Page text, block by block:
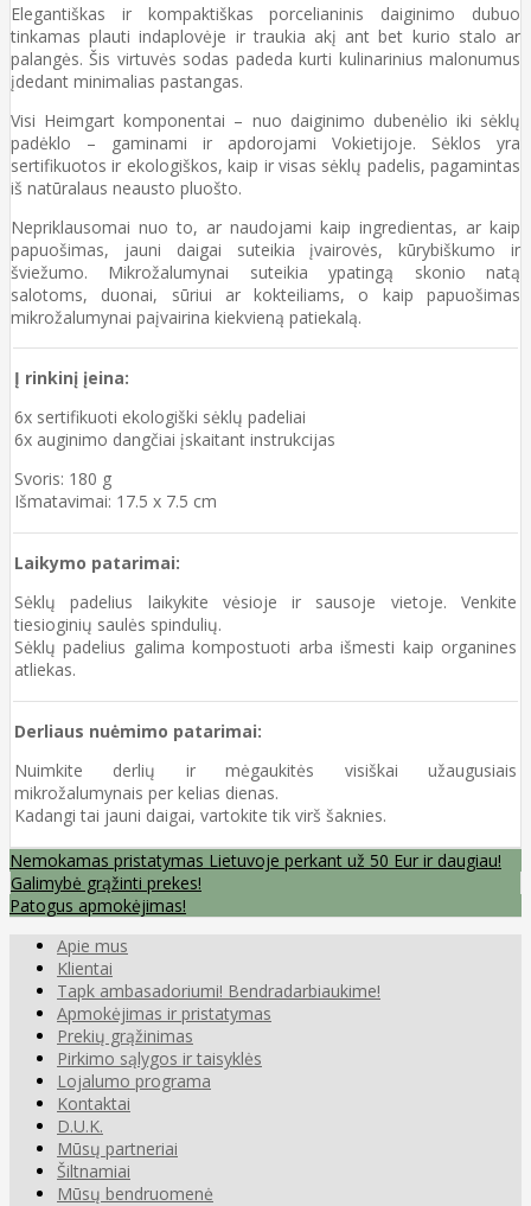
Elegantiškas ir kompaktiškas porcelianinis daiginimo dubuo
tinkamas plauti indaplovėje ir traukia akį ant bet kurio stalo ar
palangės. Šis virtuvės sodas padeda kurti kulinarinius malonumus
įdedant minimalias pastangas.
Visi Heimgart komponentai – nuo daiginimo dubenėlio iki sėklų
padėklo – gaminami ir apdorojami Vokietijoje. Sėklos yra
sertifikuotos ir ekologiškos, kaip ir visas sėklų padelis, pagamintas
iš natūralaus neausto pluošto.
Nepriklausomai nuo to, ar naudojami kaip ingredientas, ar kaip
papuošimas, jauni daigai suteikia įvairovės, kūrybiškumo ir
šviežumo. Mikrožalumynai suteikia ypatingą skonio natą
salotoms, duonai, sūriui ar kokteiliams, o kaip papuošimas
mikrožalumynai paįvairina kiekvieną patiekalą.
Į rinkinį įeina:
6x sertifikuoti ekologiški sėklų padeliai
6x auginimo dangčiai įskaitant instrukcijas
Svoris: 180 g
Išmatavimai: 17.5 x 7.5 cm
Laikymo patarimai:
Sėklų padelius laikykite vėsioje ir sausoje vietoje. Venkite
tiesioginių saulės spindulių.
Sėklų padelius galima kompostuoti arba išmesti kaip organines
atliekas.
Derliaus nuėmimo patarimai:
Nuimkite derlių ir mėgaukitės visiškai užaugusiais
mikrožalumynais per kelias dienas.
Kadangi tai jauni daigai, vartokite tik virš šaknies.
Nemokamas pristatymas Lietuvoje perkant už 50 Eur ir daugiau!
Galimybė grąžinti prekes!
Patogus apmokėjimas!
Apie mus
Klientai
Tapk ambasadoriumi! Bendradarbiaukime!
Apmokėjimas ir pristatymas
Prekių grąžinimas
Pirkimo sąlygos ir taisyklės
Lojalumo programa
Kontaktai
D.U.K.
Mūsų partneriai
Šiltnamiai
Mūsų bendruomenė